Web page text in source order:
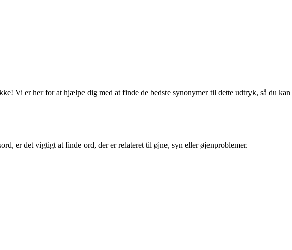
Vi er her for at hjælpe dig med at finde de bedste synonymer til dette udtryk, så du kan
er det vigtigt at finde ord, der er relateret til øjne, syn eller øjenproblemer.